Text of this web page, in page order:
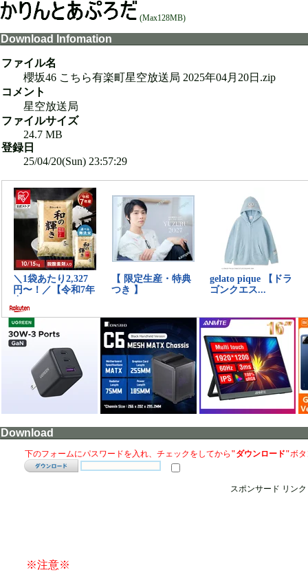
(Max128MB)
Download Infomation
ファイル名
櫻坂46 こちら有楽町星空放送局 2025年04月20日.zip
コメント
星空放送局
ファイルサイズ
24.7 MB
登録日
25/04/20(Sun) 23:57:29
Download
下のフォームにパスワードを入れ、チェックをしてから "ダウンロード"ボ
スポンサード リンク
※注意※